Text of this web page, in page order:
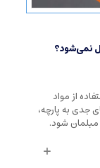
نمی‌شود؟
از مواد
به پارچه،
شود.